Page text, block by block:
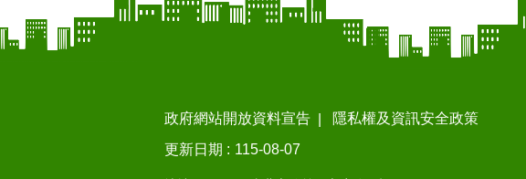
政府網站開放資料宣告
隱私權及資訊安全政策
更新日期
115-08-07